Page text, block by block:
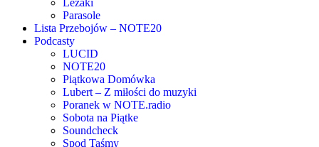
Parasole
Lista Przebojów – NOTE20
Podcasty
LUCID
NOTE20
Piątkowa Domówka
Lubert – Z miłości do muzyki
Poranek w NOTE.radio
Sobota na Piątke
Soundcheck
Spod Taśmy